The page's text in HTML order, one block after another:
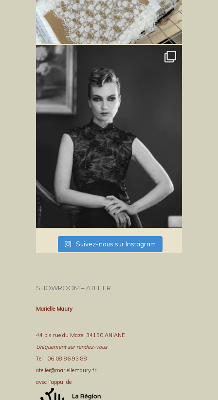
Suivez-nous sur Instagram
SHOWROOM – ATELIER
Marielle Maury
44 bis rue du Mazel 34150 ANIANE
Uniquement sur rendez-vous
Tel : 06 08 86 93 88
atelier@mariellemaury.fr
avec l’appui de